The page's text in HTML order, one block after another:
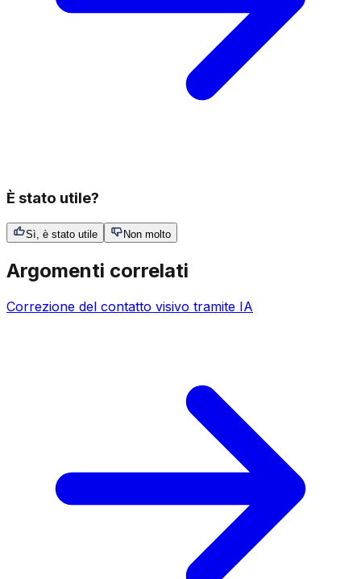
È stato utile?
Sì, è stato utile Non molto
Argomenti correlati
Correzione del contatto visivo tramite IA